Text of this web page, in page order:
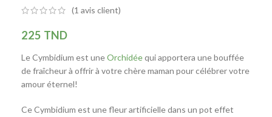
(1 avis client)
225 TND
Le Cymbidium est uneOrchidéequi apportera une bouffée
de fraîcheur à offrir à votre chère maman pour célébrer votre
amour éternel!
Ce Cymbidium est une fleur artificielle dans un pot effet